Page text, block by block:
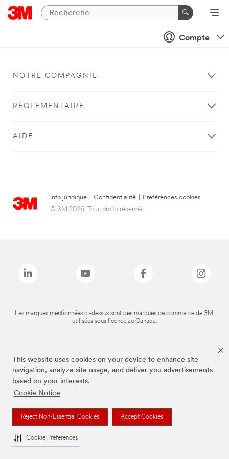
This website uses cookies on your device to enhance site
navigation, analyze site usage, and deliver you advertisements
based on your interests.
Cookie Notice
Reject Non-Essential Cookies Accept Cookies
Cookie Preferences
Compte
NOTRE COMPAGNIE
RÈGLEMENTAIRE
AIDE
Info juridique Confidentialité
Préférences cookies
© 3M 2026. Tous droits réservés.
Les marques mentionnées ci-dessus sont des marques de commerce de 3M,
utilisées sous licence au Canada.